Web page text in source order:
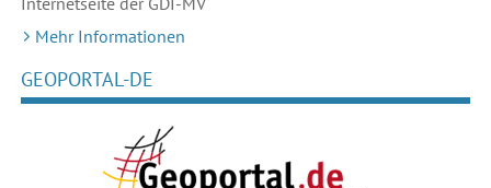
Mehr Informationen
GEOPORTAL-DE